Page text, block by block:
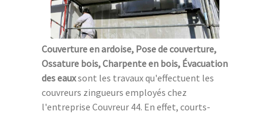
Couverture en ardoise, Pose de couverture,
Ossature bois, Charpente en bois, Évacuation
des eauxsont les travaux qu'effectuent les
couvreurs zingueurs employés chez
l'entreprise Couvreur 44. En effet, courts-